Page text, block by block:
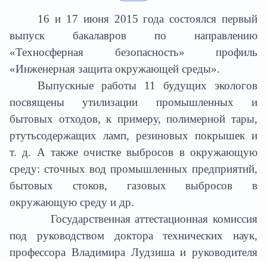
16 и 17 июня 2015 года состоялся первый
выпуск бакалавров по направлению
«Техносферная безопасность» профиль
«Инженерная защита окружающей среды».
Выпускные работы 11 будущих экологов
посвящены утилизации промышленных и
бытовых отходов, к примеру, полимерной тары,
ртутьсодержащих ламп, резиновых покрышек и
т. д. А также очистке выбросов в окружающую
среду: сточных вод промышленных предприятий,
бытовых стоков, газовых выбросов в
окружающую среду и др.
Государственная аттестационная комиссия
под руководством доктора технических наук,
профессора Владимира Лудзиша и руководителя